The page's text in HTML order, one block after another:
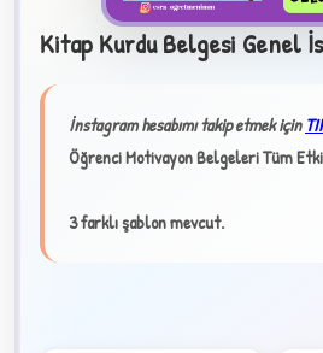
Kitap Kurdu Belgesi Genel
İnstagram hesabımı takip etmek için
Öğrenci Motivayon Belgeleri Tüm
3 farklı şablon mevcut.